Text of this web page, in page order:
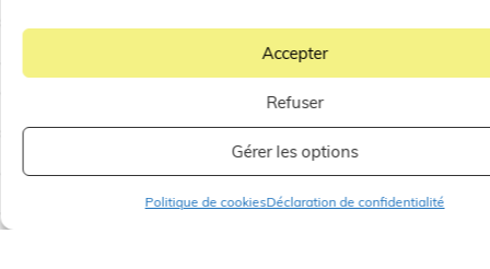
Accepter
Refuser
Gérer les options
Politique de cookiesDéclaration de confidentialité